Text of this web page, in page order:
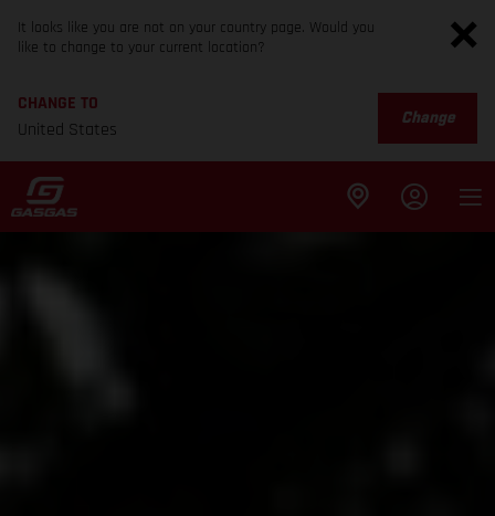
It looks like you are not on your country page. Would you
like to change to your current location?
CHANGE TO
United States
Change